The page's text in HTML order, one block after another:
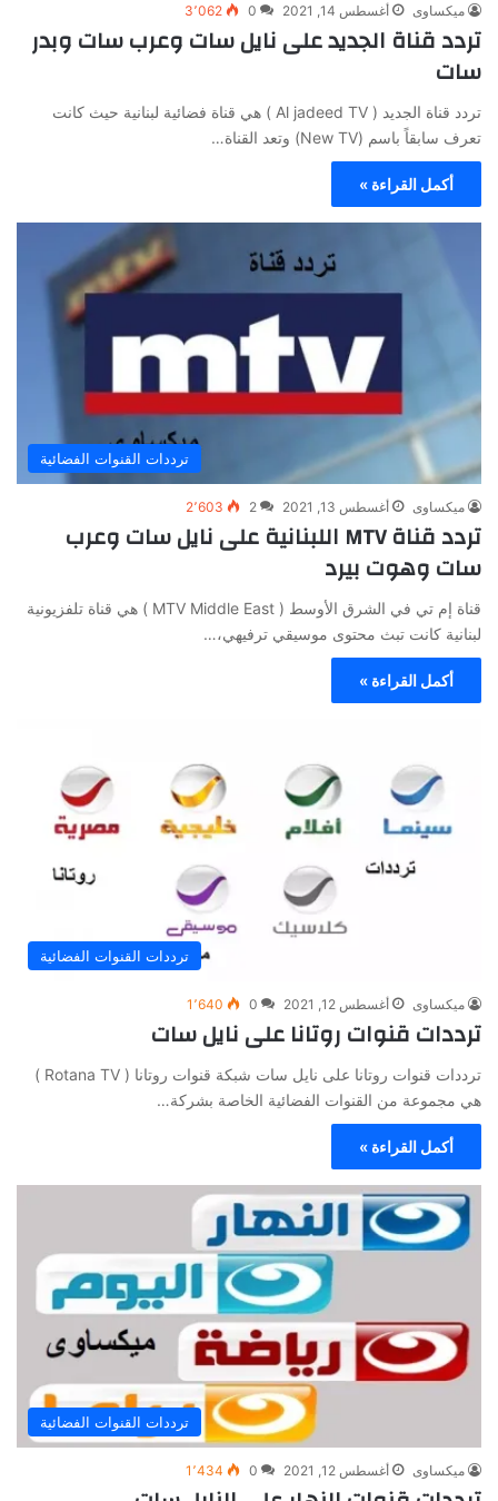
ميكساوى أغسطس 14, 2021 0 3٬062
تردد قناة الجديد على نايل سات وعرب سات وبدر
سات
تردد قناة الجديد ( Al jadeed TV ) هي قناة فضائية لبنانية حيث كانت
تعرف سابقاً باسم (New TV) وتعد القناة…
أكمل القراءة »
ترددات القنوات الفضائية
ميكساوى أغسطس 13, 2021 2 2٬603
تردد قناة MTV اللبنانية على نايل سات وعرب
سات وهوت بيرد
قناة إم تي في الشرق الأوسط ( MTV Middle East ) هي قناة تلفزيونية
لبنانية كانت تبث محتوى موسيقي ترفيهي،…
أكمل القراءة »
ترددات القنوات الفضائية
ميكساوى أغسطس 12, 2021 0 1٬640
ترددات قنوات روتانا على نايل سات
ترددات قنوات روتانا على نايل سات شبكة قنوات روتانا ( Rotana TV )
هي مجموعة من القنوات الفضائية الخاصة بشركة…
أكمل القراءة »
ترددات القنوات الفضائية
ميكساوى أغسطس 12, 2021 0 1٬434